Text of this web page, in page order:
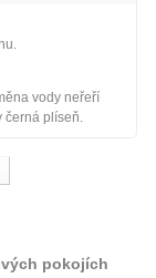
vody neřeří
plíseň.
pokojích